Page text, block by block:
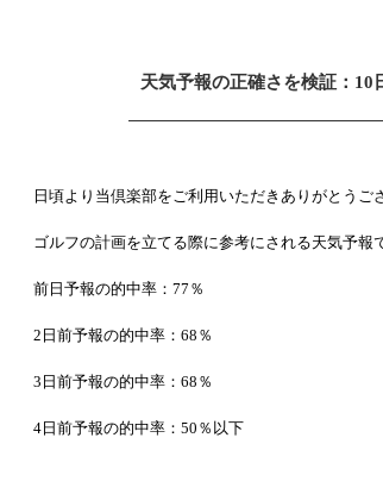
天気予報の正確さを検証：10
日頃より当倶楽部をご利用いただきありがとうご
ゴルフの計画を立てる際に参考にされる天気予報
前日予報の的中率：77％
2日前予報の的中率：68％
3日前予報の的中率：68％
4日前予報の的中率：50％以下